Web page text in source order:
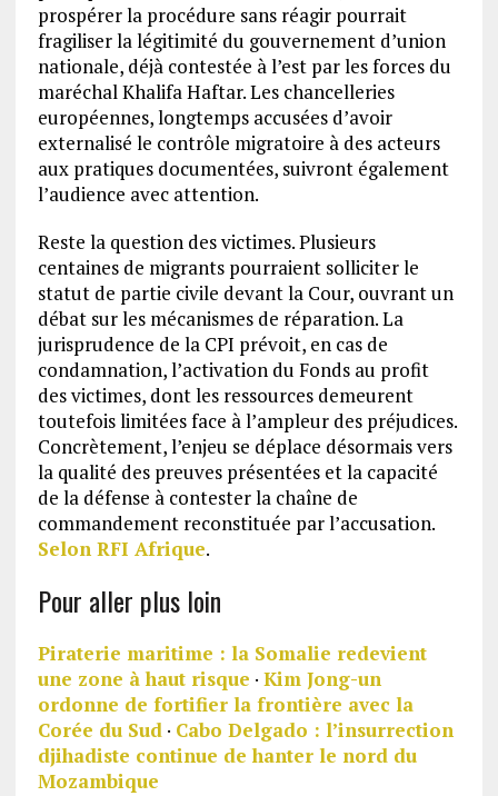
prospérer la procédure sans réagir pourrait
fragiliser la légitimité du gouvernement d’union
nationale, déjà contestée à l’est par les forces du
maréchal Khalifa Haftar. Les chancelleries
européennes, longtemps accusées d’avoir
externalisé le contrôle migratoire à des acteurs
aux pratiques documentées, suivront également
l’audience avec attention.
Reste la question des victimes. Plusieurs
centaines de migrants pourraient solliciter le
statut de partie civile devant la Cour, ouvrant un
débat sur les mécanismes de réparation. La
jurisprudence de la CPI prévoit, en cas de
condamnation, l’activation du Fonds au profit
des victimes, dont les ressources demeurent
toutefois limitées face à l’ampleur des préjudices.
Concrètement, l’enjeu se déplace désormais vers
la qualité des preuves présentées et la capacité
de la défense à contester la chaîne de
commandement reconstituée par l’accusation.
Selon RFI Afrique.
Pour aller plus loin
Piraterie maritime : la Somalie redevient
une zone à haut risque · Kim Jong-un
ordonne de fortifier la frontière avec la
Corée du Sud· Cabo Delgado : l’insurrection
djihadiste continue de hanter le nord du
Mozambique